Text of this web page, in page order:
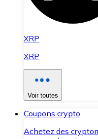
XRP
XRP
Voir toutes
Coupons crypto
Achetez des